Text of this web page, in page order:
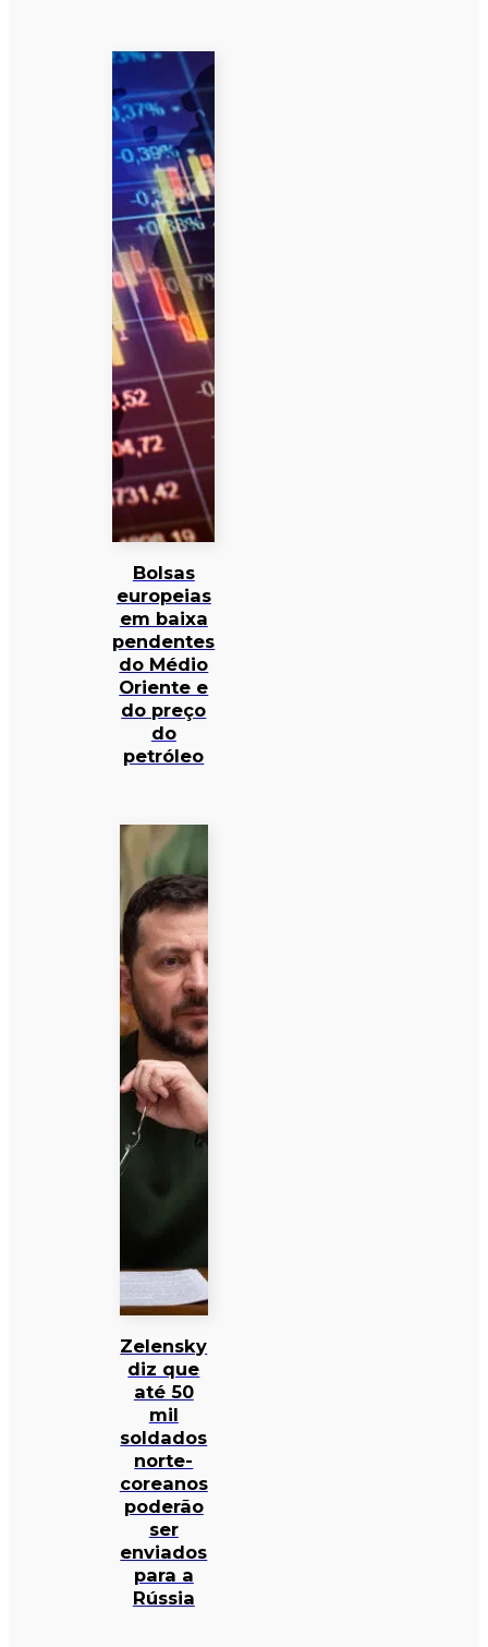
Bolsas
europeias
em baixa
pendentes
do Médio
Oriente e
do preço
do
petróleo
Zelensky
diz que
até 50
mil
soldados
norte-
coreanos
poderão
ser
enviados
para a
Rússia